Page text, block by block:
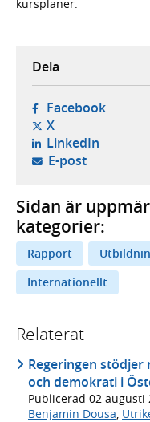
kursplaner.
Dela
Facebook-
X- öppnas i ny
LinkedIn-
E-post- öppnar
Sidan är
kategorier:
Rapport
Internationellt
Relaterat
Regeringen
och demokrati i
Publicerad 02 augusti
Benjamin Dousa,